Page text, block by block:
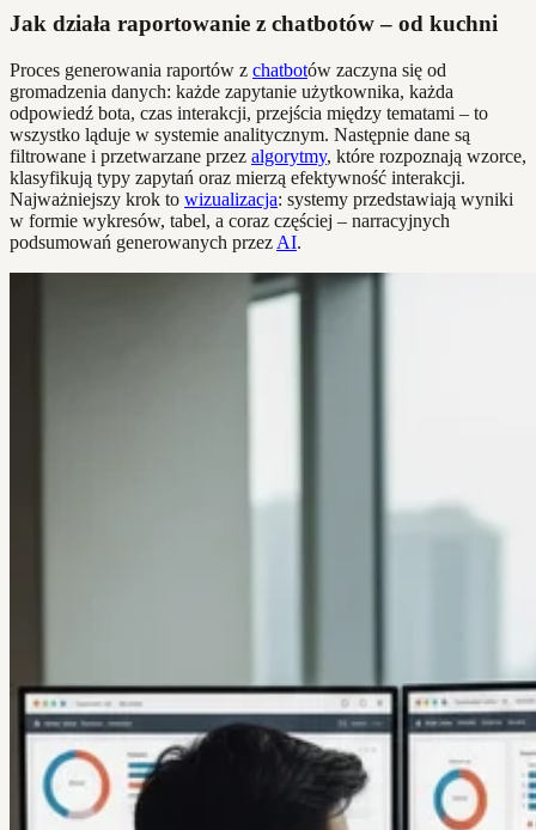
Jak działa raportowanie z chatbotów – od kuchni
Proces generowania raportów z chatbotów zaczyna się od
gromadzenia danych: każde zapytanie użytkownika, każda
odpowiedź bota, czas interakcji, przejścia między tematami – to
wszystko ląduje w systemie analitycznym. Następnie dane są
filtrowane i przetwarzane przez algorytmy, które rozpoznają wzorce,
klasyfikują typy zapytań oraz mierzą efektywność interakcji.
Najważniejszy krok to wizualizacja: systemy przedstawiają wyniki
w formie wykresów, tabel, a coraz częściej – narracyjnych
podsumowań generowanych przez AI.